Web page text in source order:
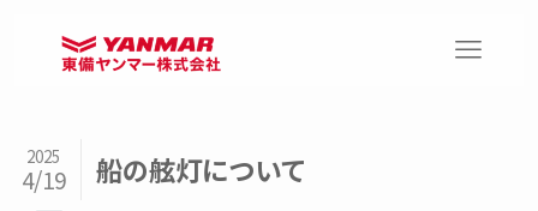
船の舷灯について
2025
4/19